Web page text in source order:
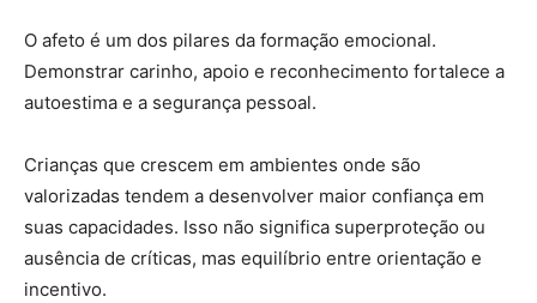
O afeto é um dos pilares da formação emocional.
Demonstrar carinho, apoio e reconhecimento fortalece a
autoestima e a segurança pessoal.
Crianças que crescem em ambientes onde são
valorizadas tendem a desenvolver maior confiança em
suas capacidades. Isso não significa superproteção ou
ausência de críticas, mas equilíbrio entre orientação e
incentivo.